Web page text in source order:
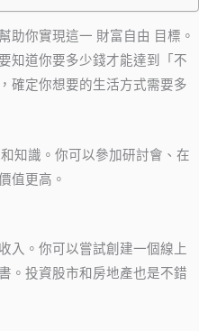
助你實現這一 財富自由 目標。
知道你要多少錢才能達到「不
確定你想要的生活方式需要多
知識。你可以參加研討會、在
值更高。
入。你可以嘗試創建一個線上
。投資股市和房地產也是不錯